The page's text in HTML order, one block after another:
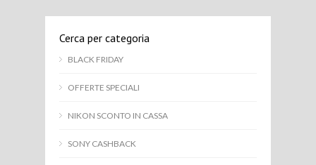
Cerca per categoria
BLACK FRIDAY
OFFERTE SPECIALI
NIKON SCONTO IN CASSA
SONY CASHBACK